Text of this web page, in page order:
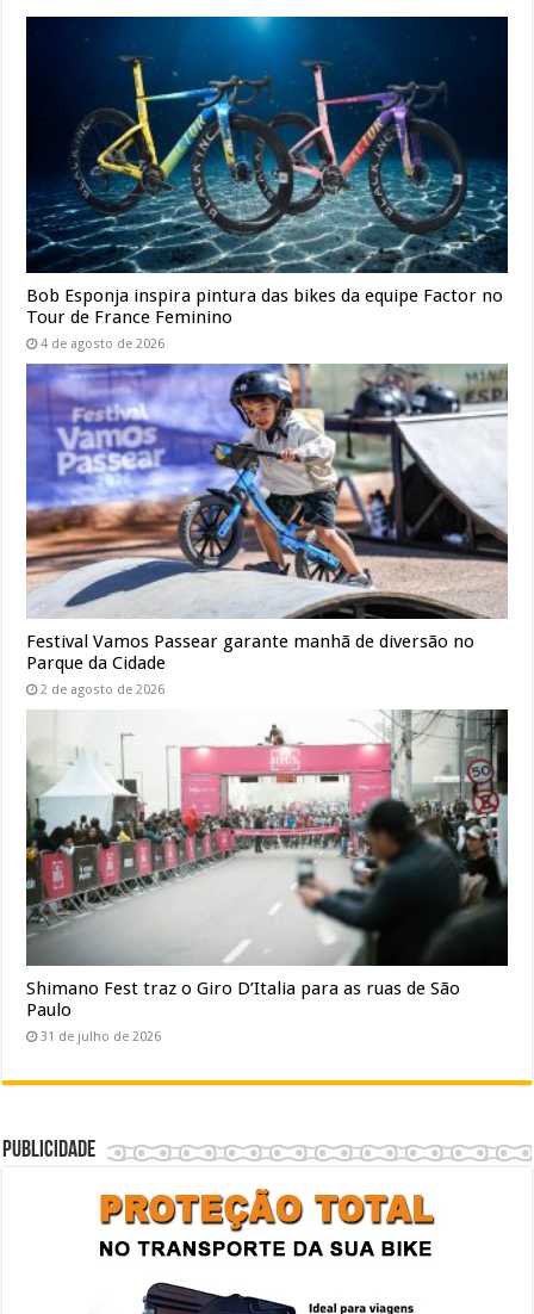
Bob Esponja inspira pintura das bikes da equipe Factor no
Tour de France Feminino
4 de agosto de 2026
Festival Vamos Passear garante manhã de diversão no
Parque da Cidade
2 de agosto de 2026
Shimano Fest traz o Giro D’Italia para as ruas de São
Paulo
31 de julho de 2026
Publicidade